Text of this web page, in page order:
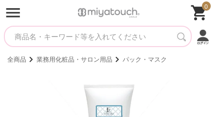
0
全商品 業務用化粧品・サロン用品 パック・マスク